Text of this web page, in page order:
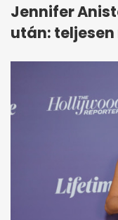
Jennifer
után: